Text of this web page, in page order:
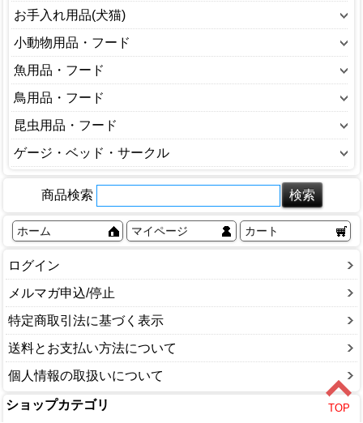
おもちゃ(犬)
キャリーバッグ・カート(犬)
ゲージ・サークル(犬)
トイレ用品(犬)
ドッグフード
ベッド・インテリア(犬)
ミルク(犬)
健康食品・サプリメント(犬)
犬小屋
その他
ウェアー(猫)
おもちゃ(猫)
キャットフード
キャリーバッグ・カート(猫)
ゲージ・サークル(猫)
トイレ用品(猫)
ベッド・インテリア(猫)
ミルク(猫)
健康食品・サプリメント(猫)
お手入れ用品(犬猫)
しつけ用品
シャンプー・リンス
トリミング
ノミ・ダニ対策用品
バスタブ(犬猫)
ペット用空気清浄機
歯みがき
消臭剤・除菌剤
部分ケア（耳・目・肉球）
その他
小動物用品・フード
うさぎ用品
ハムスター用品
フェレット用品
小動物ケージ・キャリー
小動物トイレ
小動物巣材
小動物用品
魚用品・フード
ポンプ
ろ材・フィルター
魚のエサ
照明器具
水温管理用品
水槽用品
鳥用品・フード
インコ、オウム、鳥用品
その他
鳥かご
鳥のエサ
昆虫用品・フード
昆虫のえさ
昆虫衛生用品
昆虫飼育セット
飼育ケース
虫かご・飼育ケース
登り木
鈴虫用品
その他
ゲージ・ベッド・サークル
ペットサークル
ペットベッド
商品検索
ホーム マイページ カート
ログイン
メルマガ申込/停止
特定商取引法に基づく表示
送料とお支払い方法について
個人情報の取扱いについて
ショップカテゴリ